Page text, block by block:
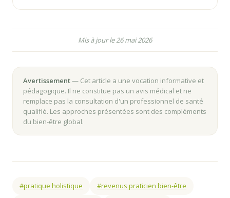
Mis à jour le 26 mai 2026
Avertissement— Cet article a une vocation informative et
pédagogique. Il ne constitue pas un avis médical et ne
remplace pas la consultation d'un professionnel de santé
qualifié. Les approches présentées sont des compléments
du bien-être global.
#pratique holistique
#revenus praticien bien-être